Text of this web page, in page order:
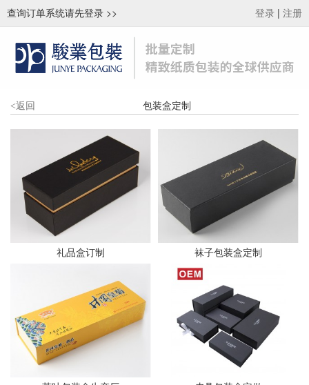
查询订单系统请先登录 >> 登录 | 注册
<返回 包装盒定制
礼品盒订制 袜子包装盒定制